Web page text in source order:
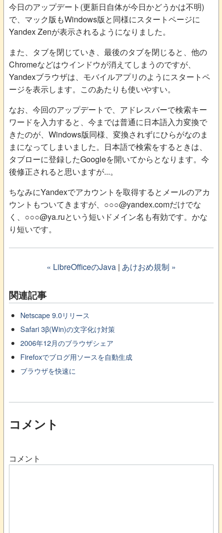
今日のアップデート(更新日自体が今日かどうかは不明)
で、マック版もWindows版と同様にスタートページに
Yandex Zenが表示されるようになりました。
また、タブを閉じていき、最後のタブを閉じると、他の
Chromeなどはウインドウが消えてしまうのですが、
Yandexブラウザは、モバイルアプリのようにスタートペ
ージを表示します。このあたりも使いやすい。
なお、今回のアップデートで、アドレスバーで検索キー
ワードを入力すると、今までは普通に日本語入力変換で
きたのが、Windows版同様、変換されずにひらがなのま
まになってしまいました。日本語で検索をするときは、
タブローに登録したGoogleを開いてからとなります。今
後修正されると思いますが...。
ちなみにYandexでアカウントを取得するとメールのアカ
ウントもついてきますが、○○○@yandex.comだけでな
く、○○○@ya.ruという短いドメイン名も有効です。かな
り短いです。
« LibreOfficeのJava| あけおめ規制 »
関連記事
Netscape 9.0リリース
Safari 3β(Win)の文字化け対策
2006年12月のブラウザシェア
Firefoxでブログ用ソースを自動生成
ブラウザを快速に
コメント
コメント